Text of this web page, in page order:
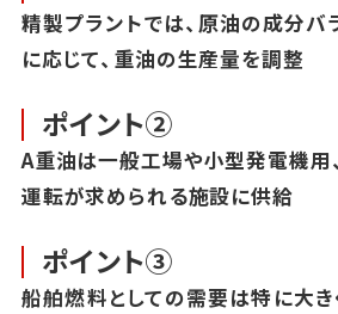
精製プラントでは、原油の成分バ
に応じて、重油の生産量を調整
ポイント②
A重油は一般工場や小型発電機用
運転が求められる施設に供給
ポイント③
船舶燃料としての需要は特に大き